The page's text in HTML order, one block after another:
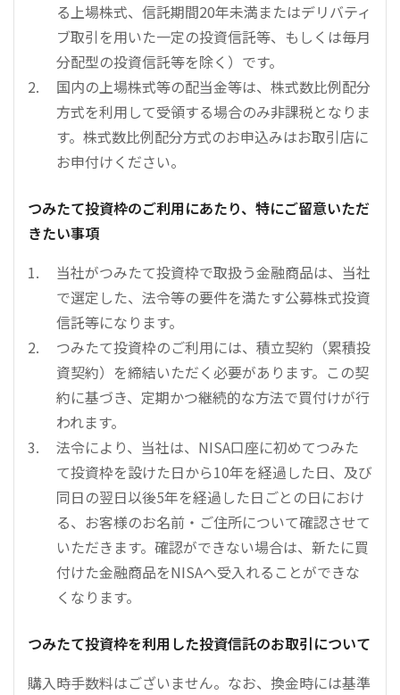
る上場株式、信託期間20年未満またはデリバティ
ブ取引を用いた一定の投資信託等、もしくは毎月
分配型の投資信託等を除く）です。
国内の上場株式等の配当金等は、株式数比例配分
方式を利用して受領する場合のみ非課税となりま
す。株式数比例配分方式のお申込みはお取引店に
お申付けください。
つみたて投資枠のご利用にあたり、特にご留意いただ
きたい事項
当社がつみたて投資枠で取扱う金融商品は、当社
で選定した、法令等の要件を満たす公募株式投資
信託等になります。
つみたて投資枠のご利用には、積立契約（累積投
資契約）を締結いただく必要があります。この契
約に基づき、定期かつ継続的な方法で買付けが行
われます。
法令により、当社は、NISA口座に初めてつみた
て投資枠を設けた日から10年を経過した日、及び
同日の翌日以後5年を経過した日ごとの日におけ
る、お客様のお名前・ご住所について確認させて
いただきます。確認ができない場合は、新たに買
付けた金融商品をNISAへ受入れることができな
くなります。
つみたて投資枠を利用した投資信託のお取引について
購入時手数料はございません。なお、換金時には基準